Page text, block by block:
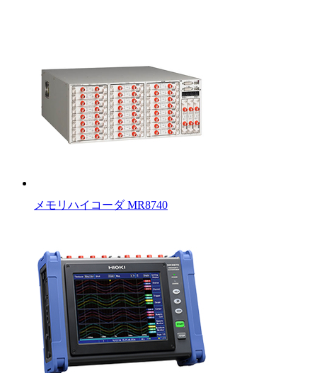
メモリハイコーダ MR8740